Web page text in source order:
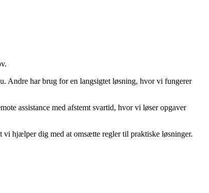
Andre har brug for en langsigtet løsning, hvor vi fungerer
assistance med afstemt svartid, hvor vi løser opgaver
hjælper dig med at omsætte regler til praktiske løsninger.